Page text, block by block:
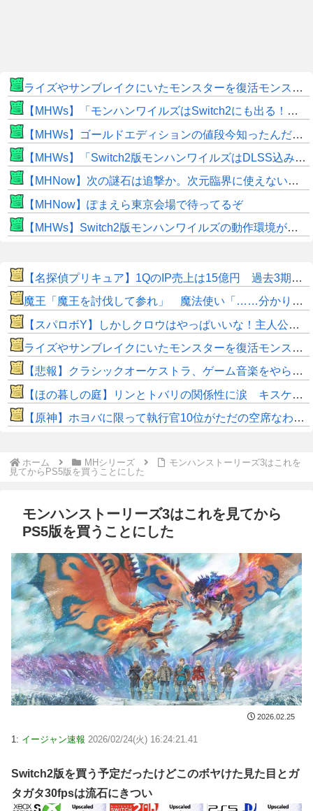
ライズやサンブレイクにいたモンスターを復活モンスターと呼ぶのはやめよう
【MHWs】「モンハンワイルズはSwitch2にも出る！」👈こいつにかけたい言葉ｗｗｗｗｗｗｗｗｗ
【MHWs】ゴールドエディションの値段今知ったんだけどやっっっっっっすwwwww
【MHWs】「Switch2版モンハンワイルズはDLSS込みで最大1440p動作」
【MHNow】次の謎石は追撃か。次元臨界に使えない時点で闘気活性以下のスキルだわ
【MHNow】ぽまえら東京会場で待ってるぞ
【MHWs】Switch2版モンハンワイルズの動作環境が判明！
【名探偵プリキュア】1QのIP売上は15億円 過去3期との比較と通期95億円計画を解説
魔王「魔王を討伐して参れ」 魔法使い「……分かりました」
【スパロボY】しかしクロウはやっぱいいな！主人公として魅力的すぎる…！
ライズやサンブレイクにいたモンスターを復活モンスターと呼ぶのはやめよう
【悲報】クラシックオーケストラ、ゲーム音楽をやらないとガラガラになり終わる・・・
【ほの暮しの庭】リンとトバリの関係性に涙 キスケの株も急上昇
【原神】ホヨバに限って執行官10位がただの空席なわけない！
ホーム MHシリーズ
モンハンストーリーズ3はこれを
見てからPS5版を買うことにした
モンハンストーリーズ3はこれを見てから
PS5版を買うことにした
2026.02.25
1: イージャン速報 2026/02/24(火) 16:24:21.41
Switch2版を買う予定だったけどこのボヤけた見た目とガ
タガタ30fpsは流石にきつい